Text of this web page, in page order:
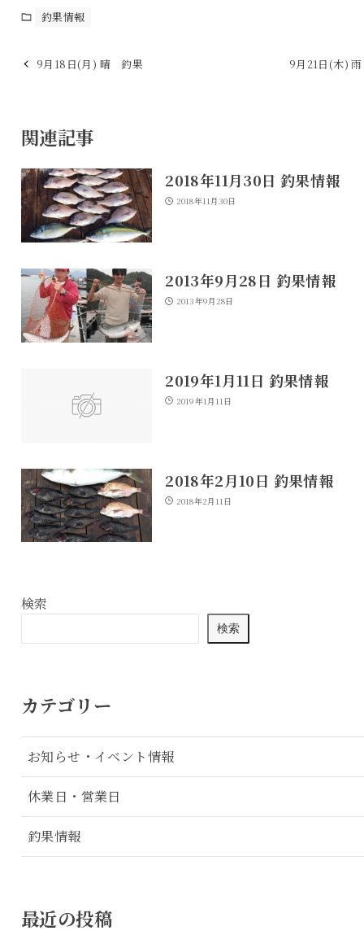
釣果情報
9月18日(月) 晴 釣果 9月21日(木)
関連記事
2018年11月30日 釣果情報
2018年11月30日
2013年9月28日 釣果情報
2013年9月28日
2019年1月11日 釣果情報
2019年1月11日
2018年2月10日 釣果情報
2018年2月11日
検索
検索
カテゴリー
お知らせ・イベント情報
休業日・営業日
釣果情報
最近の投稿